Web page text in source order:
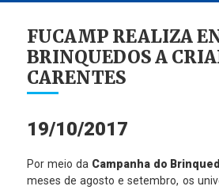
FUCAMP REALIZA
BRINQUEDOS A
CARENTES
19/10/2017
Por meio da Campanha do
meses de agosto e setembro, os